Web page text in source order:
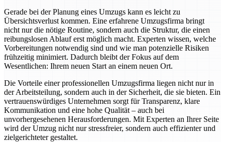
Gerade bei der Planung eines Umzugs kann es leicht zu
Übersichtsverlust kommen. Eine erfahrene Umzugsfirma bringt
nicht nur die nötige Routine, sondern auch die Struktur, die einen
reibungslosen Ablauf erst möglich macht. Experten wissen, welche
Vorbereitungen notwendig sind und wie man potenzielle Risiken
frühzeitig minimiert. Dadurch bleibt der Fokus auf dem
Wesentlichen: Ihrem neuen Start an einem neuen Ort.
Die Vorteile einer professionellen Umzugsfirma liegen nicht nur in
der Arbeitsteilung, sondern auch in der Sicherheit, die sie bieten. Ein
vertrauenswürdiges Unternehmen sorgt für Transparenz, klare
Kommunikation und eine hohe Qualität – auch bei
unvorhergesehenen Herausforderungen. Mit Experten an Ihrer Seite
wird der Umzug nicht nur stressfreier, sondern auch effizienter und
zielgerichteter gestaltet.